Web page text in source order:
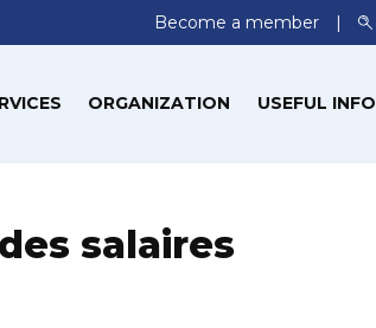
Become a member
ORGANIZATION USEFUL INFO
salaires